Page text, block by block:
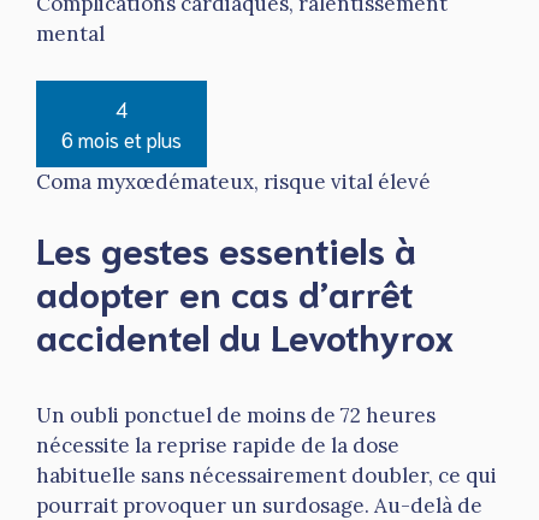
mental
4
6 mois et plus
Coma myxœdémateux, risque vital élevé
Les gestes essentiels à
adopter en cas d’arrêt
accidentel du Levothyrox
Un oubli ponctuel de moins de 72 heures
nécessite la reprise rapide de la dose
habituelle sans nécessairement doubler, ce qui
pourrait provoquer un surdosage. Au-delà de